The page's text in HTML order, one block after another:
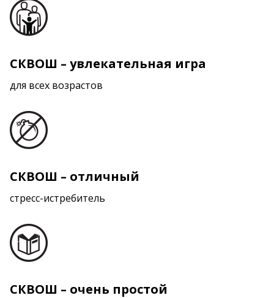
СКВОШ – увлекательная игра
для всех возрастов
СКВОШ – отличный
стресс-истребитель
СКВОШ – очень простой